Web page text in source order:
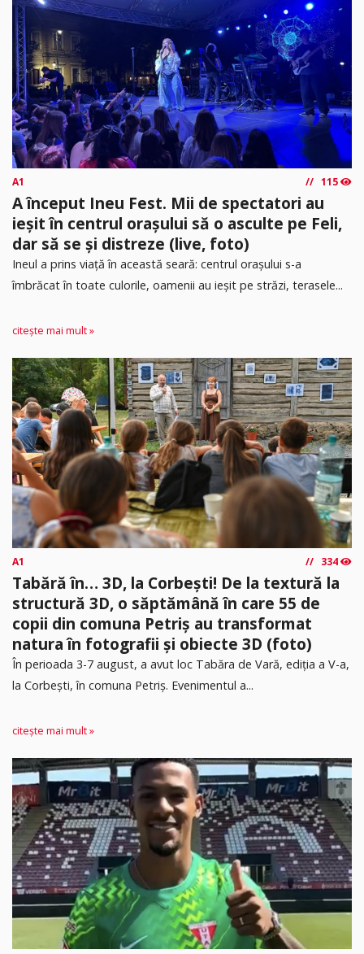
A1 115
A început Ineu Fest. Mii de spectatori au
ieșit în centrul orașului să o asculte pe Feli,
dar să se și distreze (live, foto)
Ineul a prins viață în această seară: centrul orașului s-a
îmbrăcat în toate culorile, oamenii au ieșit pe străzi, terasele...
citește mai mult »
A1 334
Tabără în… 3D, la Corbești! De la textură la
structură 3D, o săptămână în care 55 de
copii din comuna Petriș au transformat
natura în fotografii și obiecte 3D (foto)
În perioada 3-7 august, a avut loc Tabăra de Vară, ediția a V-a,
la Corbești, în comuna Petriș. Evenimentul a...
citește mai mult »